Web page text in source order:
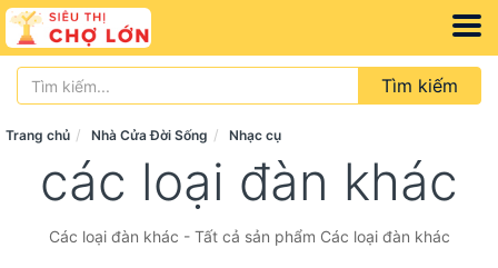
Tìm kiếm
Trang chủ Nhà Cửa Đời Sống Nhạc cụ
các loại đàn khác
Các loại đàn khác - Tất cả sản phẩm Các loại đàn khác